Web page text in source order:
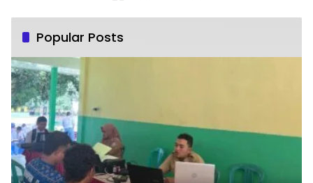
Popular Posts